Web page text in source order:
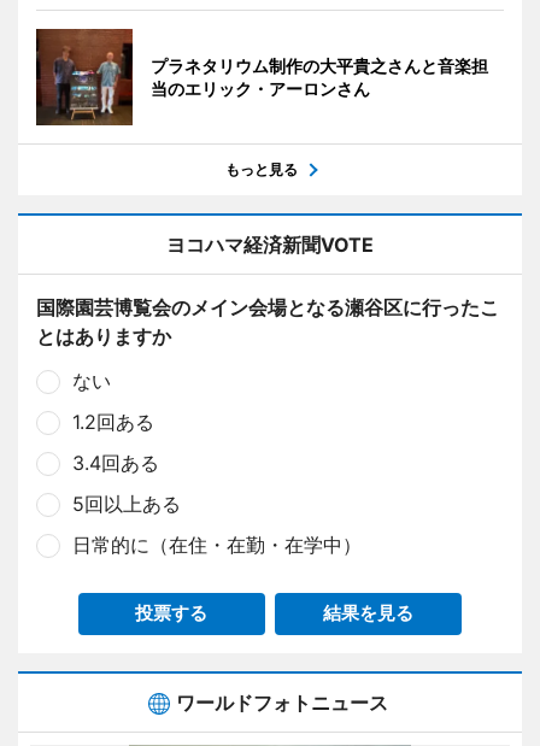
プラネタリウム制作の大平貴之さんと音楽担
当のエリック・アーロンさん
もっと見る
ヨコハマ経済新聞VOTE
国際園芸博覧会のメイン会場となる瀬谷区に行ったこ
とはありますか
ない
1.2回ある
3.4回ある
5回以上ある
日常的に（在住・在勤・在学中）
投票する 結果を見る
ワールドフォトニュース